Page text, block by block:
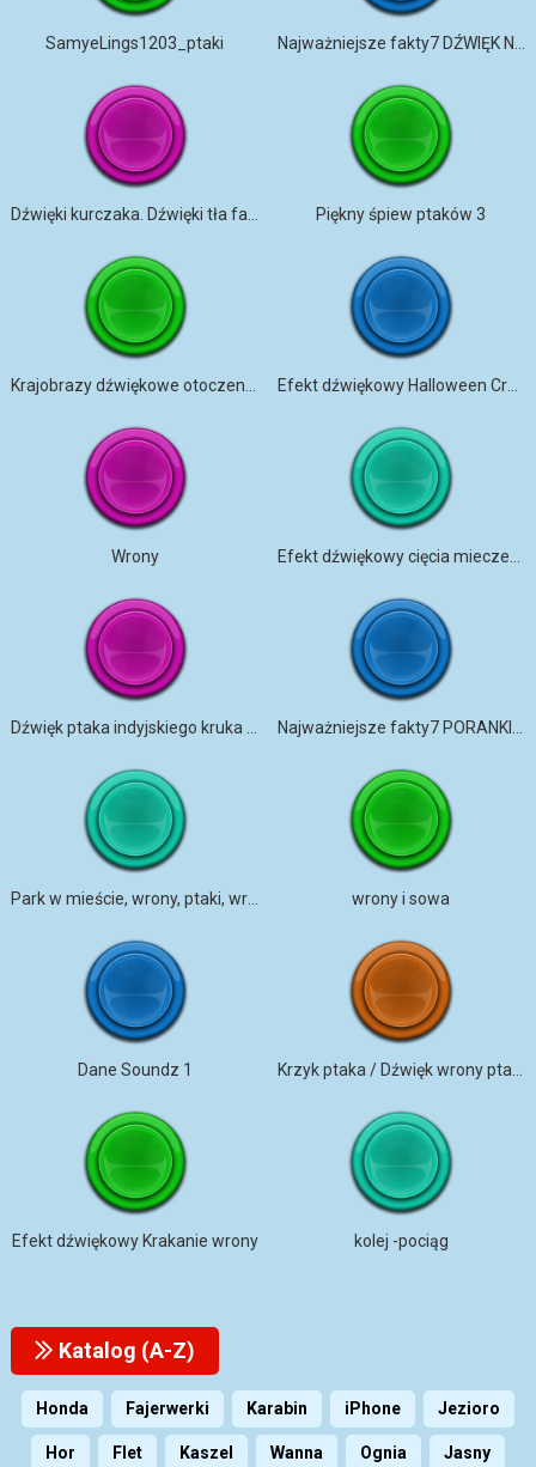
SamyeLings1203_ptaki
Piękny śpiew ptaków 3
Efekt dźwiękowy Halloween Crow Craw
Wrony
Park w mieście, wrony, ptaki, wrony wiosną wrony i sowa
Dane Soundz 1
Efekt dźwiękowy Krakanie wrony kolej -pociąg
Katalog (A-Z)
Honda Fajerwerki Karabin iPhone Jezioro
Hor Flet Kaszel Wanna Ognia Jasny